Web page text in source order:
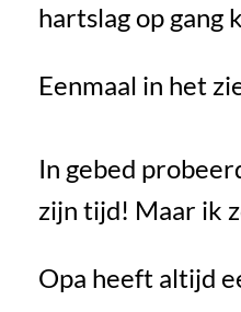
hartslag op gang
Eenmaal in het
In gebed
zijn tijd! Maar ik
Opa heeft altijd